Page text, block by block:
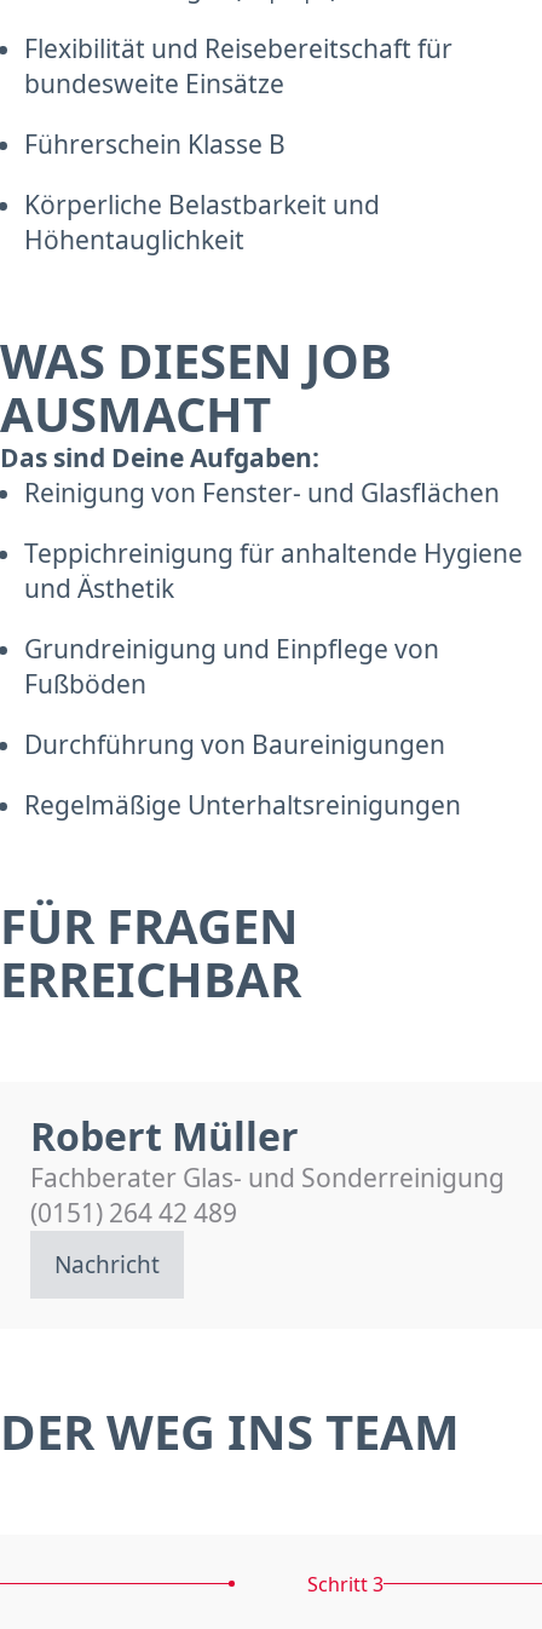
Flexibilität und Reisebereitschaft für
bundesweite Einsätze
Führerschein Klasse B
Körperliche Belastbarkeit und
Höhentauglichkeit
WAS DIESEN JOB
AUSMACHT
Das sind Deine Aufgaben:
Reinigung von Fenster- und Glasflächen
Teppichreinigung für anhaltende Hygiene
und Ästhetik
Grundreinigung und Einpflege von
Fußböden
Durchführung von Baureinigungen
Regelmäßige Unterhaltsreinigungen
FÜR FRAGEN
ERREICHBAR
Robert Müller
Fachberater Glas- und Sonderreinigung
(0151) 264 42 489
Nachricht
DER WEG INS TEAM
Schritt 3